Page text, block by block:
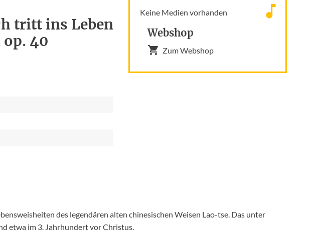
tritt ins Leben
40
Keine Medien vorhanden
Webshop
Zum Webshop
des legendären alten chinesischen Weisen Lao-tse. Das unter
etwa im 3. Jahrhundert vor Christus.